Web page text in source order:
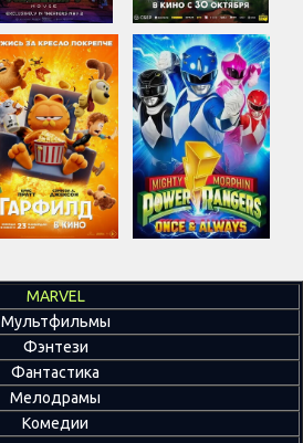
MARVEL
Мультфильмы
Фэнтези
Фантастика
Мелодрамы
Комедии